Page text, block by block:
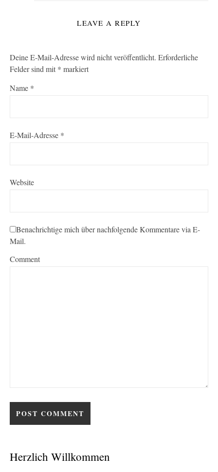
LEAVE A REPLY
Deine E-Mail-Adresse wird nicht veröffentlicht. Erforderliche
Felder sind mit * markiert
Name *
E-Mail-Adresse *
Website
Benachrichtige mich über nachfolgende Kommentare via E-
Mail.
Comment
Herzlich Willkommen